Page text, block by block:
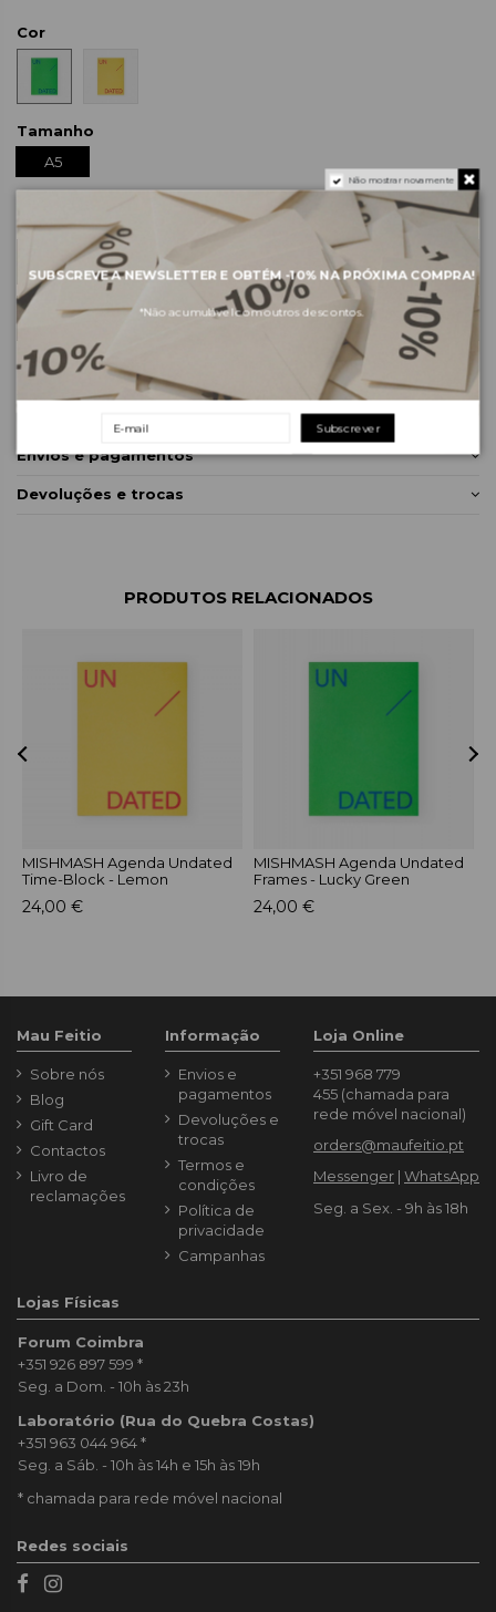
Cor
Tamanho
A5
ADICIONAR AO CARRINHO
Envios e pagamentos
Devoluções e trocas
PRODUTOS RELACIONADOS
MISHMASH Agenda Undated
Time-Block - Lemon
24,00 €
MISHMASH Agenda Undated
Frames - Lucky Green
24,00 €
Mau Feitio
Sobre nós
Blog
Gift Card
Contactos
Livro de
reclamações
Informação
Envios e
pagamentos
Devoluções e
trocas
Termos e
condições
Política de
privacidade
Campanhas
Loja Online
+351 968 779
455 (chamada para
rede móvel nacional)
orders@maufeitio.pt
Messenger | WhatsApp
Seg. a Sex. - 9h às 18h
Lojas Físicas
Forum Coimbra
+351 926 897 599 *
Seg. a Dom. - 10h às 23h
Laboratório (Rua do Quebra Costas)
+351 963 044 964*
Seg. a Sáb. - 10h às 14h e 15h às 19h
* chamada para rede móvel nacional
Redes sociais
Não mostrar novamente
SUBSCREVE A NEWSLETTER E OBTÉM -10%NA PRÓXIMA COMPRA!
*Não acumulável com outros descontos.
Subscrever